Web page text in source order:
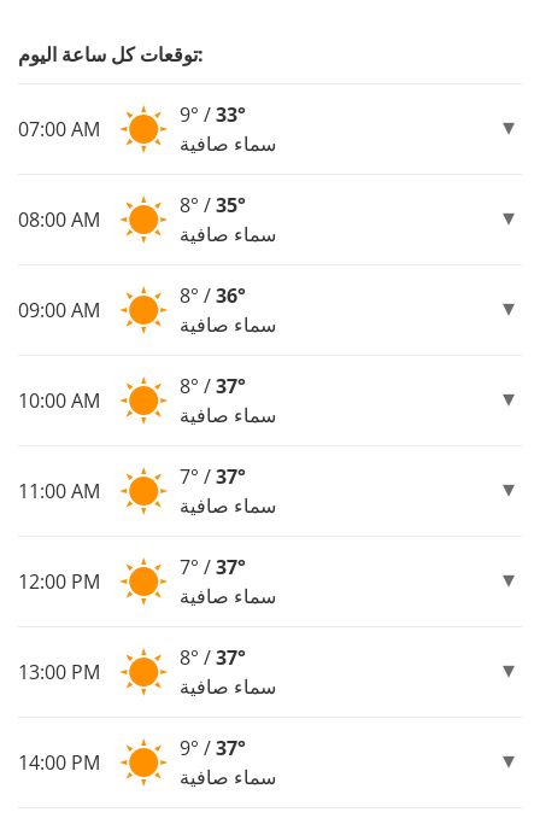
توقعات كل ساعة اليوم:
07:00 AM
9° /33°
سماء صافية
08:00 AM
8° /35°
سماء صافية
09:00 AM
8° /36°
سماء صافية
10:00 AM
8° /37°
سماء صافية
11:00 AM
7° /37°
سماء صافية
12:00 PM
7° /37°
سماء صافية
13:00 PM
8° /37°
سماء صافية
14:00 PM
9° /37°
سماء صافية